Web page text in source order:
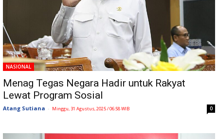
NASIONAL
Menag Tegas Negara Hadir untuk Rakyat
Lewat Program Sosial
Atang Sutiana - Minggu, 31 Agustus, 2025 / 06:58 WIB 0